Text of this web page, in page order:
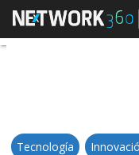
Tecnología